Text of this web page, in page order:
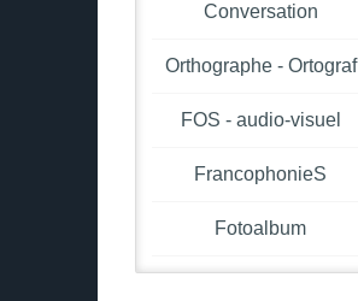
Conversation
Orthographe - Ortograf
FOS - audio-visuel
FrancophonieS
Fotoalbum